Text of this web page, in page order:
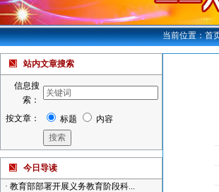
当前位置：首
站内文章搜索
信息搜
索：
按文章：
标题 内容
今日导读
· 教育部部署开展义务教育阶段科...